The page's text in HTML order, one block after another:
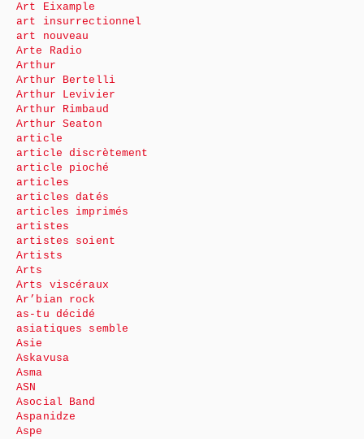
Art Eixample
art insurrectionnel
art nouveau
Arte Radio
Arthur
Arthur Bertelli
Arthur Levivier
Arthur Rimbaud
Arthur Seaton
article
article discrètement
article pioché
articles
articles datés
articles imprimés
artistes
artistes soient
Artists
Arts
Arts viscéraux
Ar’bian rock
as-tu décidé
asiatiques semble
Asie
Askavusa
Asma
ASN
Asocial Band
Aspanidze
Aspe